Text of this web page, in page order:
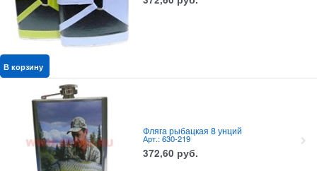
В корзину
Фляга рыбацкая 8 унций
Арт.: 630-219
372,60 руб.